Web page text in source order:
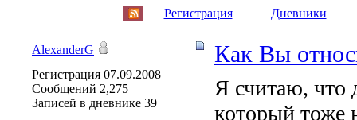
Регистрация Дневники
Как Вы
Я считаю, что
который тоже
AlexanderG
Регистрация 07.09.2008
Сообщений 2,275
Записей в дневнике 39